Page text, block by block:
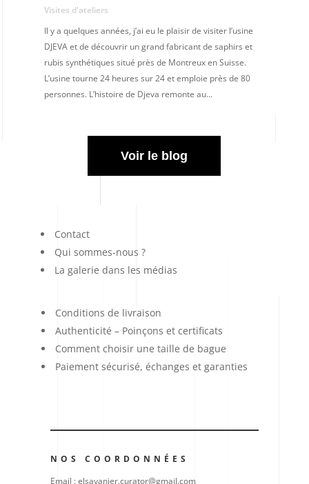
Visites d'ateliers
Il y a quelques années, j’ai eu le plaisir de visiter l’usine
DJEVA et de découvrir un grand fabricant de saphirs et
rubis synthétiques situé près de Montreux en Suisse.
L’usine tourne 24 heures sur 24 et emploie près de 80
personnes. L’histoire de Djeva remonte au...
Voir le blog
Contact
Qui sommes-nous ?
La galerie dans les médias
Conditions de livraison
Authenticité – Poinçons et certificats
Comment choisir une taille de bague
Paiement sécurisé, échanges et garanties
NOS COORDONNÉES
Email : elsavanier.curator@gmail.com